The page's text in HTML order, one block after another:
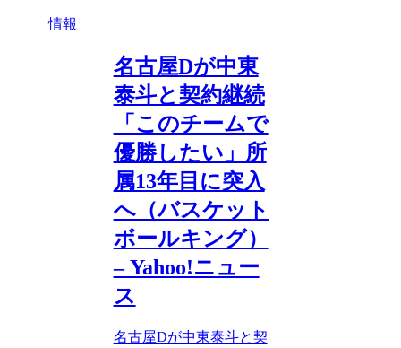
情報
名古屋Dが中東
泰斗と契約継続
「このチームで
優勝したい」所
属13年目に突入
へ（バスケット
ボールキング）
– Yahoo!ニュー
ス
名古屋Dが中東泰斗と契